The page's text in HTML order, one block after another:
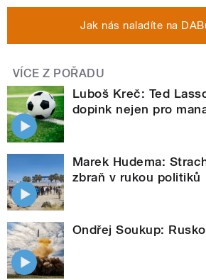
Jak nás naladíte na
VÍCE Z POŘADU
Luboš Kreč: Ted
dopink nejen pro
Marek Hudema:
zbraň v rukou politiků
Ondřej Soukup: